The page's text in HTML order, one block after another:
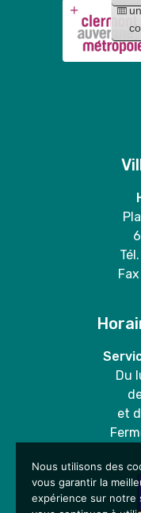
un
Du
et
Nous utilisons des
vous garantir la
expérience sur notre